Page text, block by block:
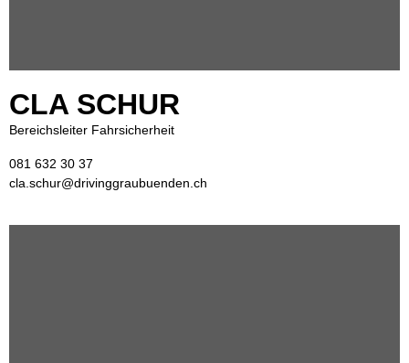
CLA SCHUR
Bereichsleiter Fahrsicherheit
081 632 30 37
cla.schur@drivinggraubuenden.ch